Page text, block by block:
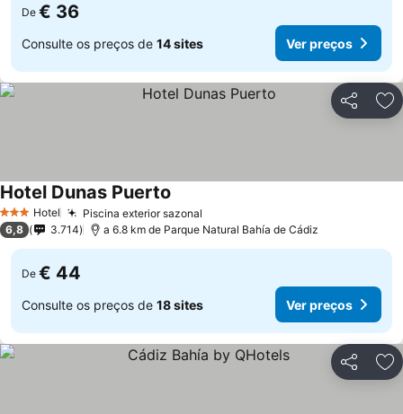
De € 36
Consulte os preços de 14 sites Ver preços
Partilhar
3 EstrelasHotel Piscina exterior sazonal
Hotel Dunas Puerto
6,8 3.714 a 6.8 km de Parque Natural Bahía de Cádiz
De € 44
Consulte os preços de 18 sites Ver preços
Partilhar